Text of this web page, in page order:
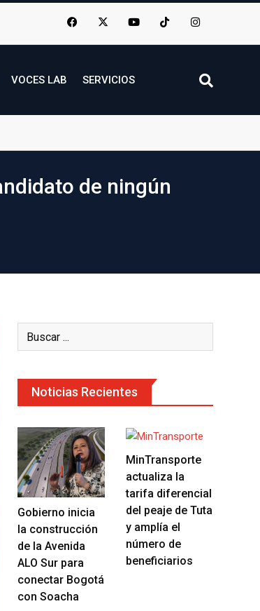
VOCES LAB SERVICIOS
de ningún
Noticias Recientes
Gobierno inicia
la construcción
de la Avenida
ALO Sur para
conectar Bogotá
con Soacha
MinTransporte
actualiza la
tarifa diferencial
del peaje de Tuta
y amplía el
número de
beneficiarios